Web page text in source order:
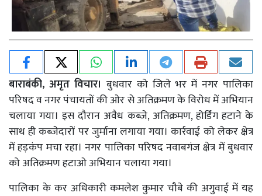
बाराबंकी, अमृत विचार। बुधवार को जिले भर में नगर पालिका
परिषद व नगर पंचायतों की ओर से अतिक्रमण के विरोध में अभियान
चलाया गया। इस दौरान अवैध कब्जे, अतिक्रमण, होर्डिंग हटाने के
साथ ही कब्जेदारों पर जुर्माना लगाया गया। कार्रवाई को लेकर क्षेत्र
में हड़कंप मचा रहा। नगर पालिका परिषद नवाबगंज क्षेत्र में बुधवार
को अतिक्रमण हटाओ अभियान चलाया गया।
पालिका के कर अधिकारी कमलेश कुमार चौबे की अगुवाई में यह